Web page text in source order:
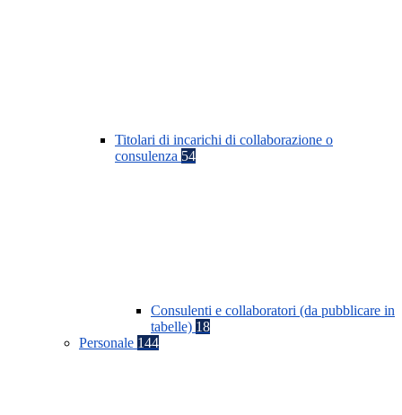
Titolari di incarichi di collaborazione o
consulenza 54
Consulenti e collaboratori (da pubblicare in
tabelle) 18
Personale 144